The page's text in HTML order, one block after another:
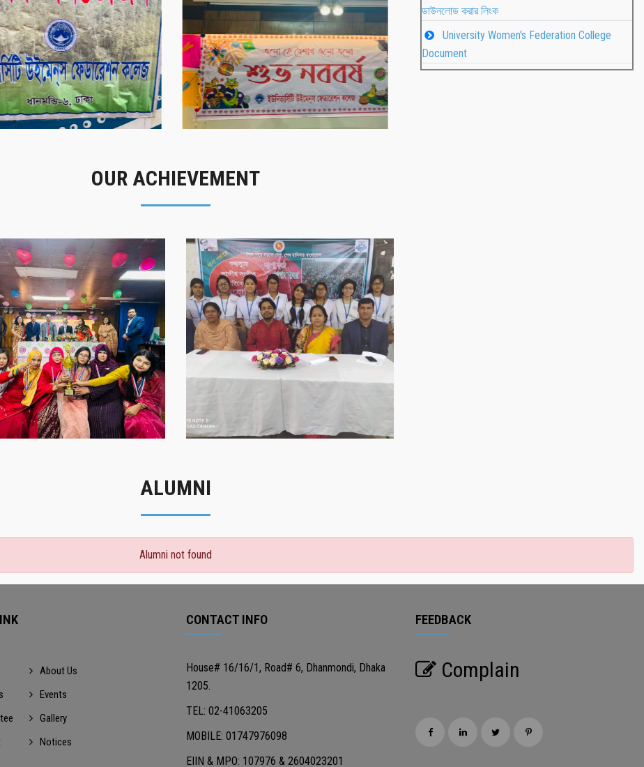
বার্ষিক বনভোজন ২০২৫ বাংলা নববর্ষ ১৪৩২ উদযাপন
ডাউনলোড করার লিংক
University Women's Federation College
Document
OUR ACHIEVEMENT
গৌরবের মুহূর্ত
গৌরবের মুহূর্ত
সাফল্যের স্মৃতি
সাফল্যের স্মৃতি
ALUMNI
Alumni not found
About Us
Events
Gallery
Notices
CONTACT INFO
House# 16/16/1, Road# 6, Dhanmondi, Dhaka
1205.
TEL: 02-41063205
MOBILE: 01747976098
EIIN & MPO: 107976 & 2604023201
FEEDBACK
Complain